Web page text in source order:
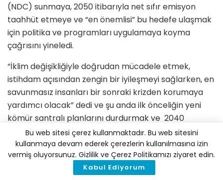
(NDC) sunmaya, 2050 itibarıyla net sıfır emisyon
taahhüt etmeye ve “en önemlisi” bu hedefe ulaşmak
için politika ve programları uygulamaya koyma
çağrısını yineledi.
“İklim değişikliğiyle doğrudan mücadele etmek,
istihdam açısından zengin bir iyileşmeyi sağlarken, en
savunmasız insanları bir sonraki krizden korumaya
yardımcı olacak” dedi ve şu anda ilk önceliğin yeni
kömür santralı planlarını durdurmak ve 2040
itibarıyla kömür kullanımından tamamen çekilmek
olduğunu hatırlattı.
Ayrıca Genel Sekreter, tüm uluslararası kömür
finansmanını durduracağını duyurduğu için Kore
Bu web sitesi çerez kullanmaktadır. Bu web sitesini
kullanmaya devam ederek çerezlerin kullanılmasına izin
vermiş oluyorsunuz. Gizlilik ve Çerez Politikamızı ziyaret edin.
Kabul Ediyorum